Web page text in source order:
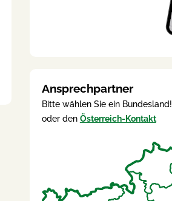
Ansprechpartner
Bitte wählen Sie ein Bundesland!
oder den Österreich-Kontakt